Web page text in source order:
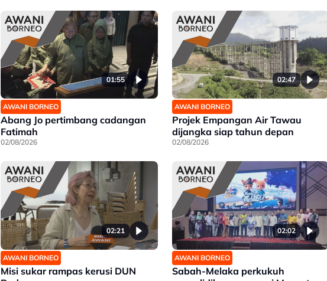
01:55
AWANI BORNEO
Abang Jo pertimbang cadangan
Fatimah
02/08/2026
02:47
AWANI BORNEO
Projek Empangan Air Tawau
dijangka siap tahun depan
02/08/2026
02:21
AWANI BORNEO
Misi sukar rampas kerusi DUN
02:02
AWANI BORNEO
Sabah-Melaka perkukuh